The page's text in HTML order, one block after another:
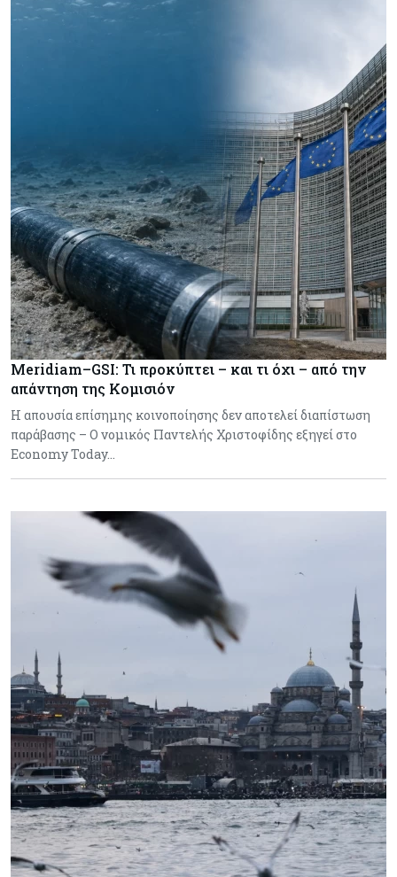
Meridiam–GSI: Τι προκύπτει – και τι όχι – από την
απάντηση της Κομισιόν
Η απουσία επίσημης κοινοποίησης δεν αποτελεί διαπίστωση
παράβασης – Ο νομικός Παντελής Χριστοφίδης εξηγεί στο
Economy Today…